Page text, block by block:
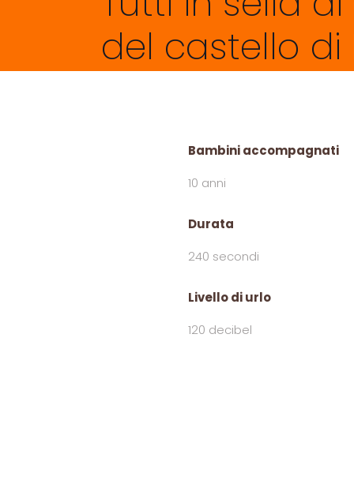
del castello di
Bambini accompagnati
10 anni
Durata
240 secondi
Livello di urlo
120 decibel